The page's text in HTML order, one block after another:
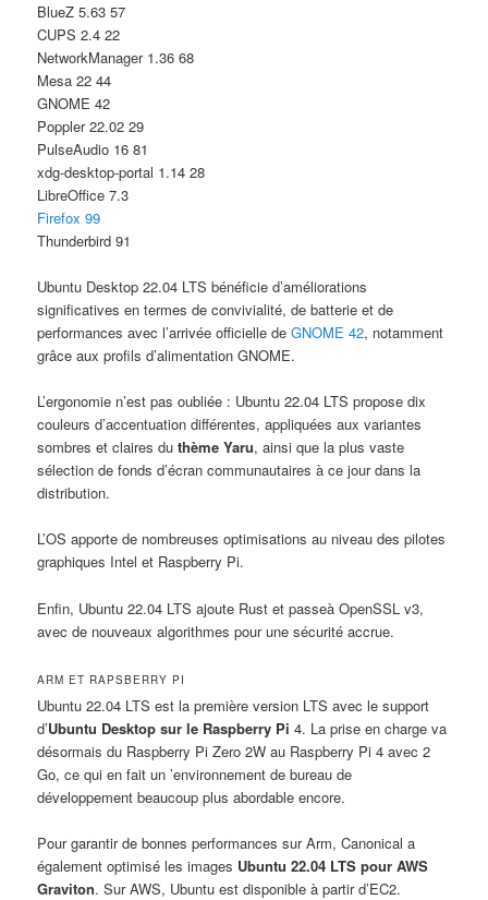
BlueZ 5.63 57
CUPS 2.4 22
NetworkManager 1.36 68
Mesa 22 44
GNOME 42
Poppler 22.02 29
PulseAudio 16 81
xdg-desktop-portal 1.14 28
LibreOffice 7.3
Firefox 99
Thunderbird 91
Ubuntu Desktop 22.04 LTS bénéficie d’améliorations
significatives en termes de convivialité, de batterie et de
performances avec l’arrivée officielle deGNOME 42, notamment
grâce aux profils d’alimentation GNOME.
L’ergonomie n’est pas oubliée : Ubuntu 22.04 LTS propose dix
couleurs d’accentuation différentes, appliquées aux variantes
sombres et claires duthème Yaru, ainsi que la plus vaste
sélection de fonds d’écran communautaires à ce jour dans la
distribution.
L’OS apporte de nombreuses optimisations au niveau des pilotes
graphiques Intel et Raspberry Pi.
Enfin, Ubuntu 22.04 LTS ajoute Rust et passeà OpenSSL v3,
avec de nouveaux algorithmes pour une sécurité accrue.
ARM ET RAPSBERRY PI
Ubuntu 22.04 LTS est la première version LTS avec le support
d’Ubuntu Desktop sur le Raspberry Pi 4. La prise en charge va
désormais du Raspberry Pi Zero 2W au Raspberry Pi 4 avec 2
Go, ce qui en fait un ’environnement de bureau de
développement beaucoup plus abordable encore.
Pour garantir de bonnes performances sur Arm, Canonical a
également optimisé les images Ubuntu 22.04 LTS pour AWS
Graviton. Sur AWS, Ubuntu est disponible à partir d’EC2.